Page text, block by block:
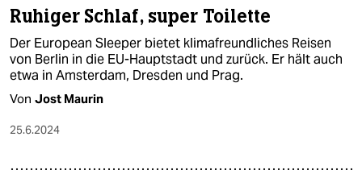
Ruhiger Schlaf, super Toilette
Der European Sleeper bietet klimafreundliches Reisen
von Berlin in die EU-Hauptstadt und zurück. Er hält auch
etwa in Amsterdam, Dresden und Prag.
Von Jost Maurin
25.6.2024